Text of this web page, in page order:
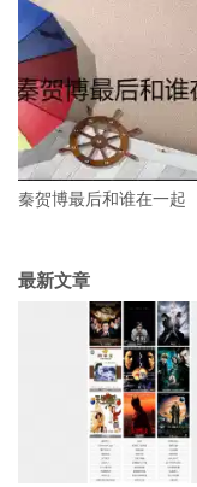
秦贺博最后和谁在一起
最新文章